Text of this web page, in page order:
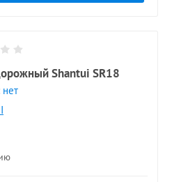
Shantui SR18
нет